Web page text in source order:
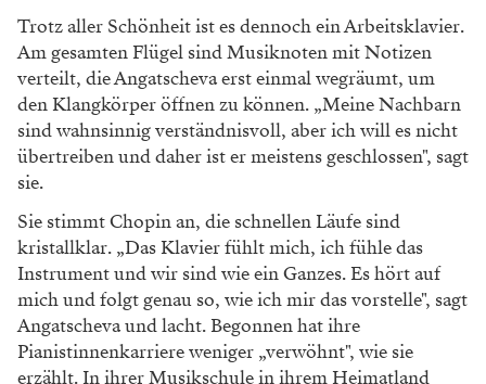
Trotz aller Schönheit ist es dennoch ein Arbeitsklavier.
Am gesamten Flügel sind Musiknoten mit Notizen
verteilt, die Angatscheva erst einmal wegräumt, um
den Klangkörper öffnen zu können. „Meine Nachbarn
sind wahnsinnig verständnisvoll, aber ich will es nicht
übertreiben und daher ist er meistens geschlossen", sagt
sie.
Sie stimmt Chopin an, die schnellen Läufe sind
kristallklar. „Das Klavier fühlt mich, ich fühle das
Instrument und wir sind wie ein Ganzes. Es hört auf
mich und folgt genau so, wie ich mir das vorstelle", sagt
Angatscheva und lacht. Begonnen hat ihre
Pianistinnenkarriere weniger „verwöhnt", wie sie
erzählt. In ihrer Musikschule in ihrem Heimatland